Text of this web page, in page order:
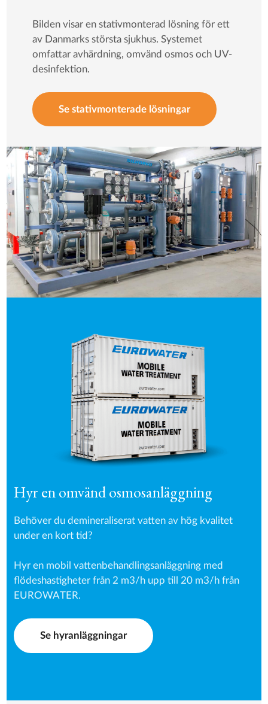
Bilden visar en stativmonterad lösning för ett
av Danmarks största sjukhus. Systemet
omfattar avhärdning, omvänd osmos och UV-
desinfektion.
Se stativmonterade lösningar
Hyr en omvänd osmosanläggning
Behöver du demineraliserat vatten av hög kvalitet
under en kort tid?
Hyr en mobil vattenbehandlingsanläggning med
flödeshastigheter från 2 m3/h upp till 20 m3/h från
EUROWATER.
Se hyranläggningar